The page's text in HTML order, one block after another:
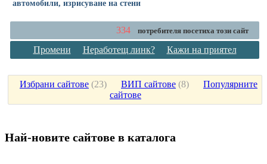
автомобили, изрисуване на стени
334 потребителя посетиха този сайт
Промени Неработещ линк? Кажи на приятел
Избрани сайтове (23) ВИП сайтове (8) Популярните
сайтове
Най-новите сайтoве в каталога